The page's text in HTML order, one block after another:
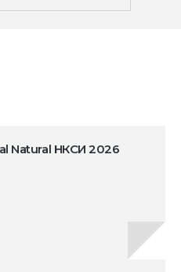
Natural НКСИ 2026